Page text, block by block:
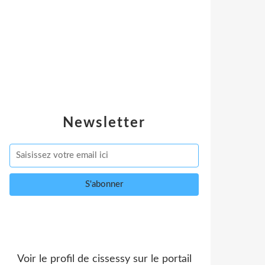
Newsletter
Voir le profil de cissessysur le portail